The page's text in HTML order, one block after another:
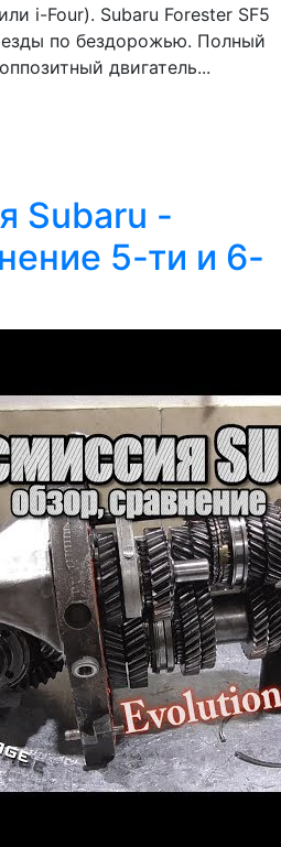
i-Four). Subaru Forester SF5
по бездорожью. Полный
двигатель...
Subaru -
5-ти и 6-